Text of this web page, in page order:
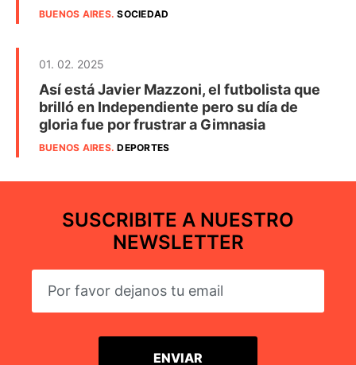
BUENOS AIRES.SOCIEDAD
01. 02. 2025
Así está Javier Mazzoni, el futbolista que
brilló en Independiente pero su día de
gloria fue por frustrar a Gimnasia
BUENOS AIRES.DEPORTES
SUSCRIBITE A NUESTRO
NEWSLETTER